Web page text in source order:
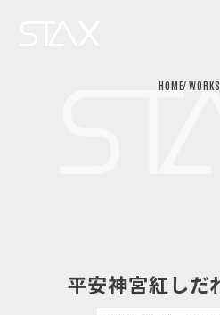
CONTACT
HOME WORKS
平安神宮紅しだ